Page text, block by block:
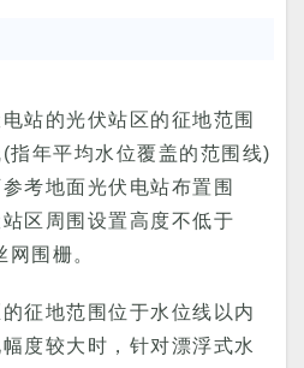
站的光伏站区的征地范围
指年平均水位覆盖的范围线)
考地面光伏电站布置围
区周围设置高度不低于
围栅。
征地范围位于水位线以内
度较大时，针对漂浮式水